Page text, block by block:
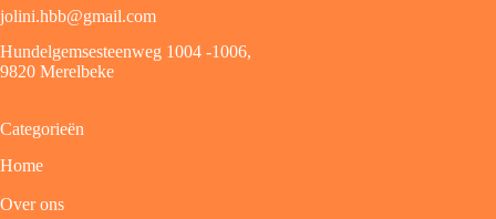
jolini.hbb@gmail.com
Hundelgemsesteenweg 1004 -1006,
9820 Merelbeke
Categorieën
Home
Over ons